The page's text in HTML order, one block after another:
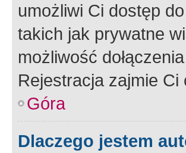
umożliwi Ci dostęp
takich jak prywatne
możliwość
Rejestracja zajmie Ci
Góra
Dlaczego jestem